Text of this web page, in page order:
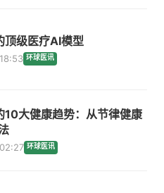
级医疗AI模型
环球医讯
大健康趋势：从节律健康
环球医讯